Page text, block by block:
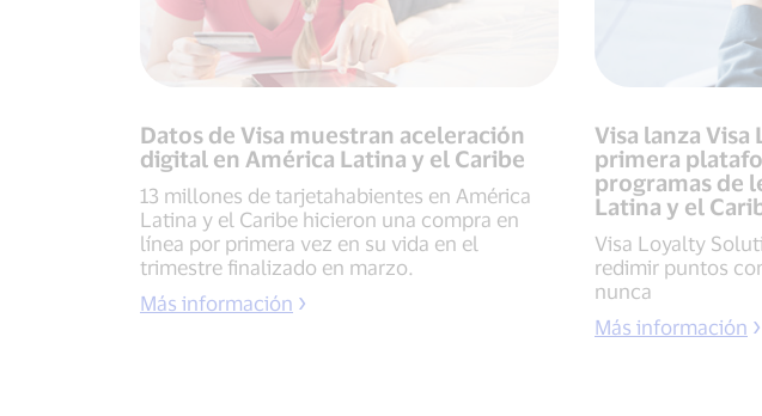
Datos de Visa muestran aceleración
digital en América Latina y el Caribe
13 millones de tarjetahabientes en América
Latina y el Caribe hicieron una compra en
línea por primera vez en su vida en el
trimestre finalizado en marzo.
Más información
Visa lanza
primera
programas de
Latina y el
Visa Loyalty
redimir puntos
nunca
Más información